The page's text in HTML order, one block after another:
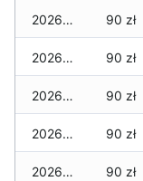
2026-07-07 90 zł
2026-07-06 90 zł
2026-07-05 90 zł
2026-07-04 90 zł
2026-07-03 90 zł